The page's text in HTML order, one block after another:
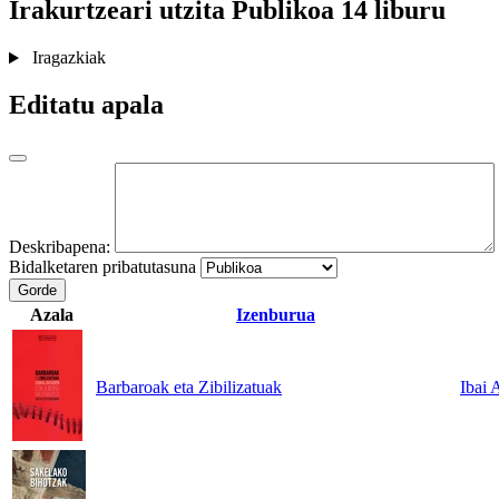
Irakurtzeari utzita Publikoa 14 liburu
Iragazkiak
Editatu apala
Deskribapena:
Bidalketaren pribatutasuna
Gorde
Azala Izenburua
Barbaroak eta Zibilizatuak Ibai